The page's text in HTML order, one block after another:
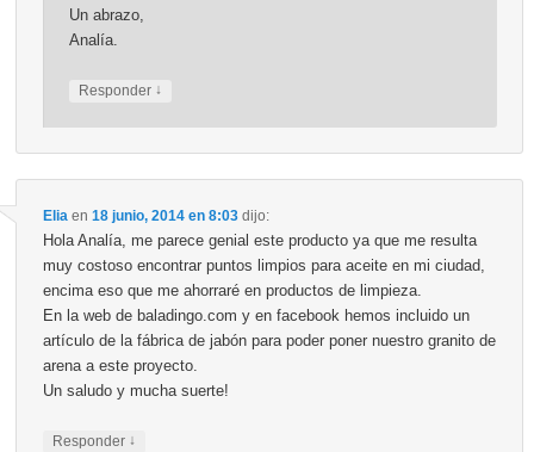
Un abrazo,
Analía.
Responder ↓
Eliaen 18 junio, 2014 en 8:03 dijo:
Hola Analía, me parece genial este producto ya que me resulta
muy costoso encontrar puntos limpios para aceite en mi ciudad,
encima eso que me ahorraré en productos de limpieza.
En la web de baladingo.com y en facebook hemos incluido un
artículo de la fábrica de jabón para poder poner nuestro granito de
arena a este proyecto.
Un saludo y mucha suerte!
Responder ↓